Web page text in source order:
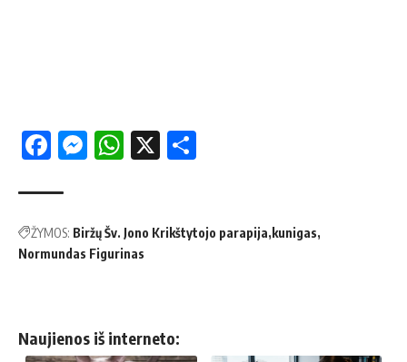
Facebook
Messenger
WhatsApp
X
ŽYMOS: Biržų Šv. Jono Krikštytojo parapija kunigas
Normundas Figurinas
Naujienos iš interneto: